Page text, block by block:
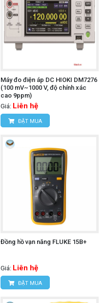
Máy đo điện áp DC HIOKI DM7276
(100 mV~1000 V, độ chính xác
cao 9ppm)
Giá: Liên hệ
ĐẶT MUA
Đồng hồ vạn năng FLUKE 15B+
Giá: Liên hệ
ĐẶT MUA